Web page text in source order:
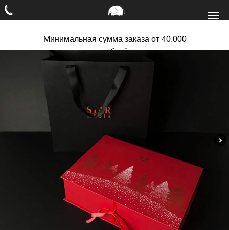
Минимальная сумма заказа от 40.000
рублей